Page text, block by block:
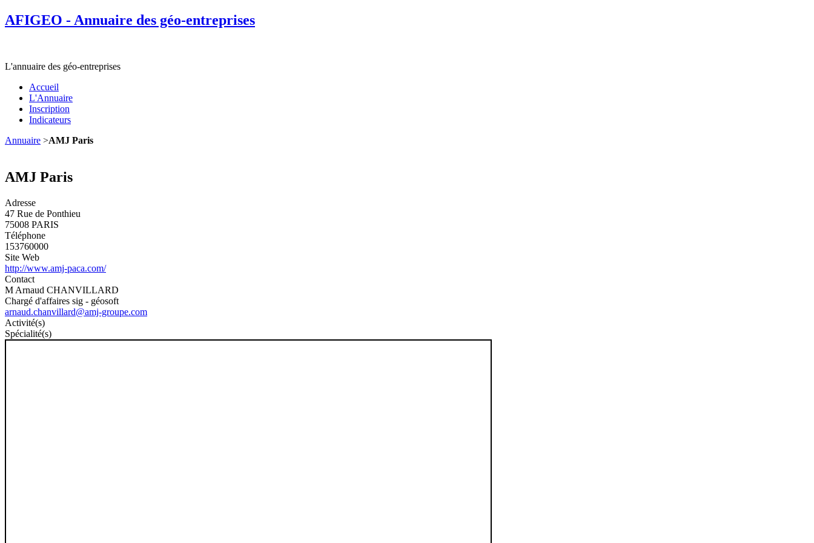
AFIGEO - Annuaire des géo-entreprises
L'annuaire des géo-entreprises
Accueil
L'Annuaire
Inscription
Indicateurs
Annuaire >AMJ Paris
AMJ Paris
Adresse
47 Rue de Ponthieu
75008 PARIS
Téléphone
153760000
Site Web
http://www.amj-paca.com/
Contact
M Arnaud CHANVILLARD
Chargé d'affaires sig - géosoft
arnaud.chanvillard@amj-groupe.com
Activité(s)
Spécialité(s)